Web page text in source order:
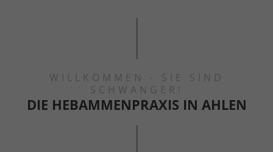
WILLKOMMEN - SIE SIND
SCHWANGER!
DIE HEBAMMENPRAXIS IN AHLEN